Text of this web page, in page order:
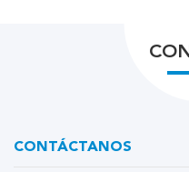
CONTÁCTANOS